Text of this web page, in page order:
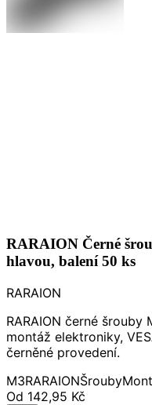
RARAION Černé
hlavou, balení 50 ks
RARAION
RARAION černé
montáž elektroniky,
černěné provedení.
M3RARAIONŠrouby
Od 142,95 Kč